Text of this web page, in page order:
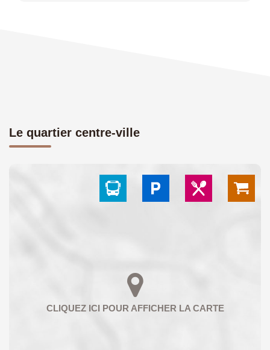
Le quartier centre-ville